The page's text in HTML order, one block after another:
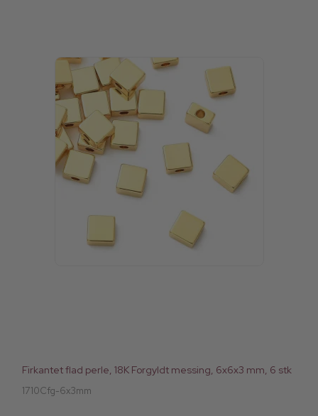
Firkantet flad perle, 18K Forgyldt messing, 6x6x3 mm, 6 stk
1710Cfg-6x3mm